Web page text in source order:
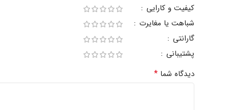
کیفیت و کارایی
شباهت یا مغایرت
گارانتی
پشتیبانی
دیدگاه شما *